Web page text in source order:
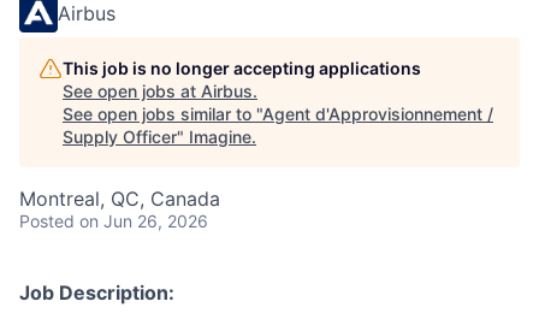
Airbus
This job is no longer accepting applications
See open jobs at Airbus.
See open jobs similar to "Agent d'Approvisionnement /
Supply Officer" Imagine.
Montreal, QC, Canada
Posted on Jun 26, 2026
Job Description: